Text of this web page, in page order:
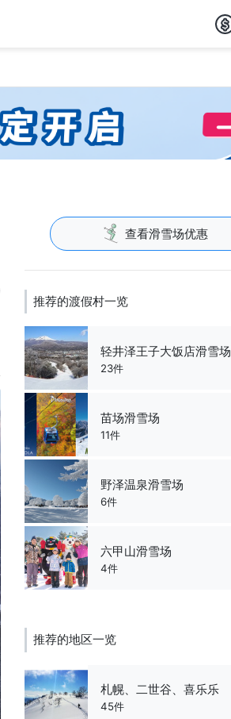
查看滑雪场优惠
推荐的渡假村一览
轻井泽王子大饭店滑雪场
23件
苗场滑雪场
11件
野泽温泉滑雪场
6件
六甲山滑雪场
4件
推荐的地区一览
札幌、二世谷、喜乐乐
45件